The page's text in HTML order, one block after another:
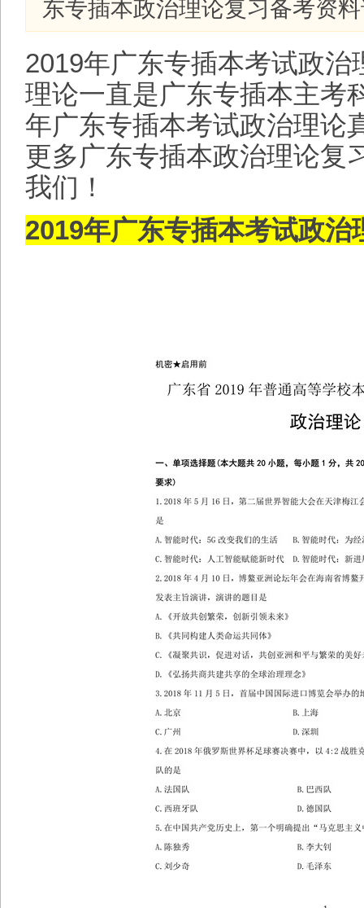
东专插本政治理论复习备考资
2019年广东专插本考试政
理论一直是广东专插本主考
年广东专插本考试政治理论
更多广东专插本政治理论复
我们！
2019年广东专插本考试政治